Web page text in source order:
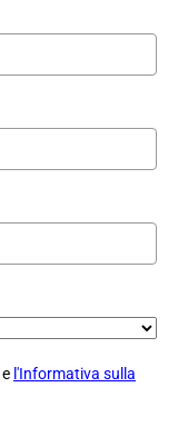
e l'Informativa sulla